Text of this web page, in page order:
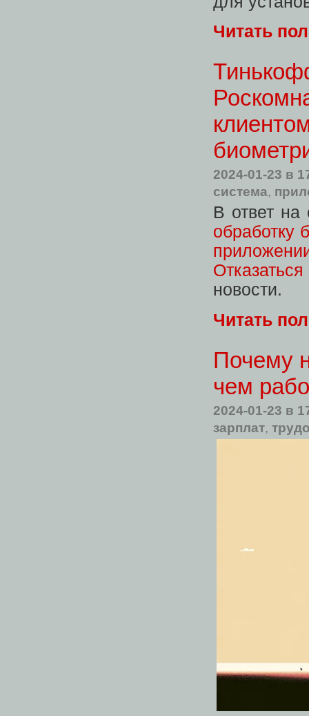
Читать
2024-01-23 в
система,
В ответ на
обработку
новости.
Читать
Почему
чем
2024-01-23 в
зарплат,